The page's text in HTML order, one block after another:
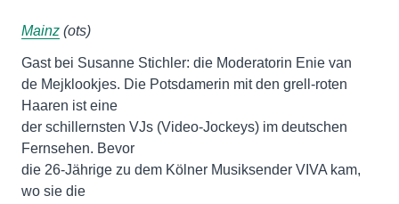
Mainz (ots)
Gast bei Susanne Stichler: die Moderatorin Enie van
de Mejklookjes. Die Potsdamerin mit den grell-roten
Haaren ist eine
der schillernsten VJs (Video-Jockeys) im deutschen
Fernsehen. Bevor
die 26-Jährige zu dem Kölner Musiksender VIVA kam,
wo sie die